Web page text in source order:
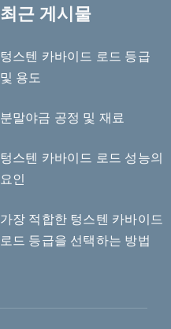
최근 게시물
텅스텐 카바이드 로드 등급
및 용도
분말야금 공정 및 재료
텅스텐 카바이드 로드 성능의
요인
가장 적합한 텅스텐 카바이드
로드 등급을 선택하는 방법
Русский
Türkçe
ไทย
Español de México
Čeština
Deutsch (Sie)